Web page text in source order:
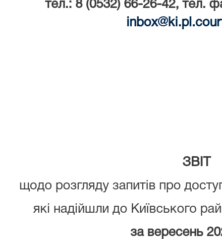
тел.: 8 (0532) 66-26-42, тел.
inbox@ki.pl .
ЗВІТ
щодо розгляду запитів про
які надійшли до Київського
за вересень